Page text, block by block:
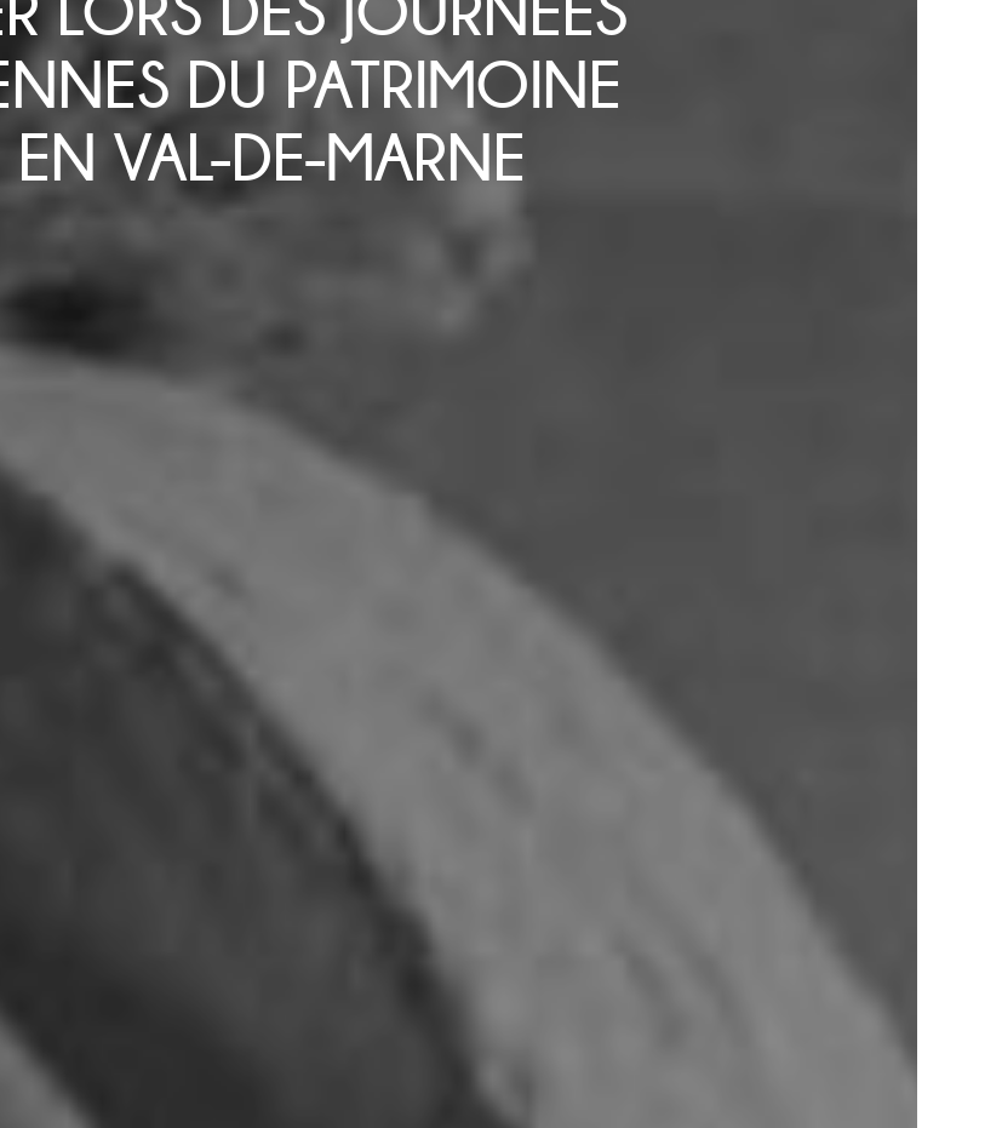
DU PATRIMOINE
VAL-DE-MARNE